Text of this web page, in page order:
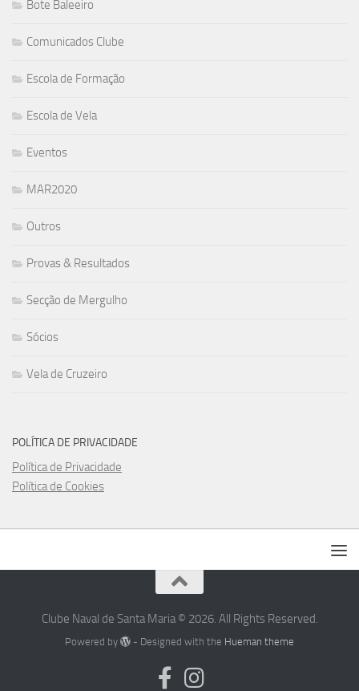
Bote Baleeiro
Comunicados Clube
Escola de Formação
Escola de Vela
Eventos
MAR2020
Outros
Provas & Resultados
Secção de Mergulho
Sócios
Vela de Cruzeiro
POLÍTICA DE PRIVACIDADE
Política de Privacidade
Política de Cookies
Clube Naval de Santa Maria © 2026. All Rights Reserved.
Powered by - Designed with the Hueman theme